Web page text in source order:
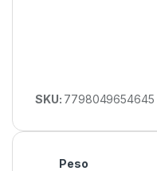
SKU: 7798049654645
Peso